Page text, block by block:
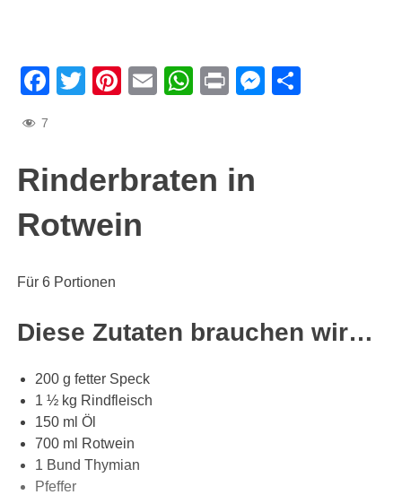
Facebook
TwitterPinterest
EmailWhatsApp
Print
7
Rinderbraten in
Rotwein
Für 6 Portionen
Diese Zutaten brauchen wir…
200 g fetter Speck
1 ½ kg Rindfleisch
150 ml Öl
700 ml Rotwein
1 Bund Thymian
Pfeffer